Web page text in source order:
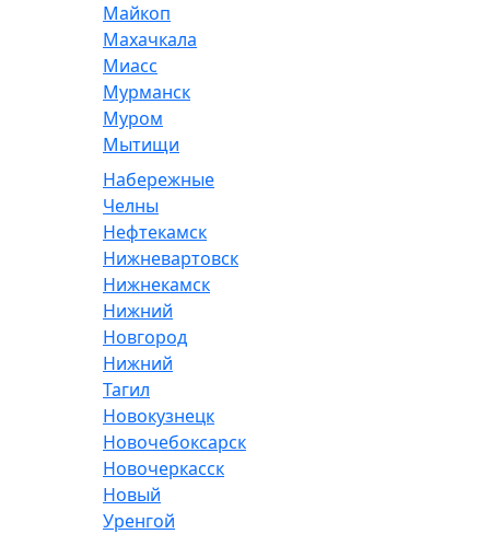
Майкоп
Махачкала
Миасс
Мурманск
Муром
Мытищи
Набережные
Челны
Нефтекамск
Нижневартовск
Нижнекамск
Нижний
Новгород
Нижний
Тагил
Новокузнецк
Новочебоксарск
Новочеркасск
Новый
Уренгой